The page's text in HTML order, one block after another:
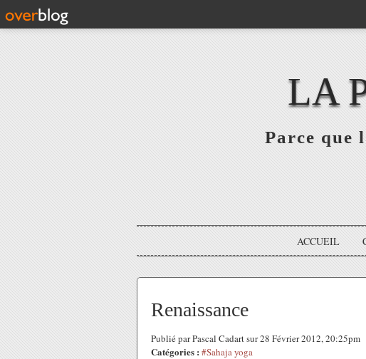
LA
Parce que
ACCUEIL
Renaissance
Publié par Pascal Cadart sur 28 Février 2012, 20:25pm
Catégories : #Sahaja yoga